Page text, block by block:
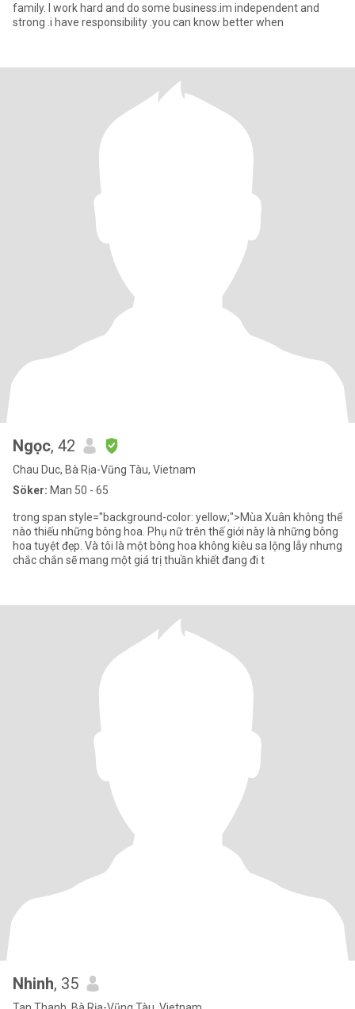
family. I work hard and do some business.im independent and
strong .i have responsibility .you can know better when
Ngọc, 42
Chau Duc, Bà Rịa-Vũng Tàu, Vietnam
Söker: Man 50 - 65
trong span style="background-color: yellow;">Mùa Xuân không thể
nào thiếu những bông hoa. Phụ nữ trên thế giới này là những bông
hoa tuyệt đẹp. Và tôi là một bông hoa không kiêu sa lộng lẫy nhưng
chắc chắn sẽ mang một giá trị thuần khiết đang đi t
Nhinh, 35